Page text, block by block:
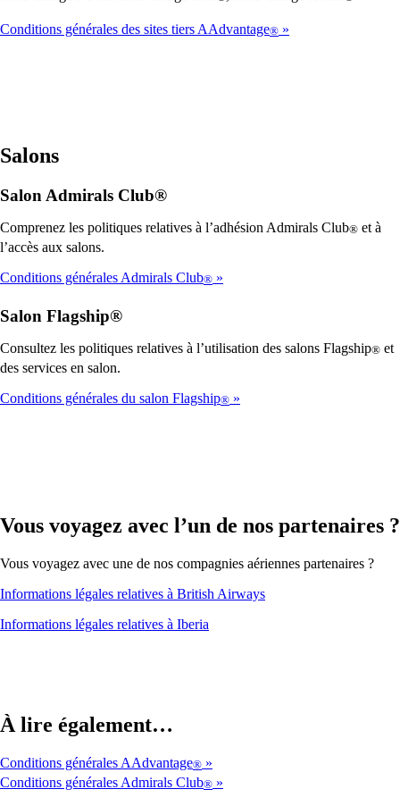
Conditions générales des sites tiers AAdvantage®
Salons
Salon Admirals Club®
Comprenez les politiques relatives à l’adhésion Admirals Club® et à
l’accès aux salons.
Conditions générales Admirals Club®
Salon Flagship®
Consultez les politiques relatives à l’utilisation des salons Flagship® et
des services en salon.
Conditions générales du salon Flagship®
Vous voyagez avec l’un de nos partenaires ?
Vous voyagez avec une de nos compagnies aériennes partenaires ?
Informations légales relatives à British AirwaysOuvre
Informations légales relatives à Iberia
de
ne
À lire également…
Conditions générales AAdvantage®
Conditions générales Admirals Club®